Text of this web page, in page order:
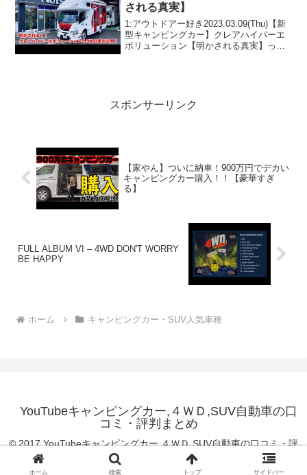
される真実】
1:アウトドアー好き2023.03.09(Thu)【新
型キャンピングカー】クレアハイパーエ
ボリューション【明かされる真実】って
スポンサーリンク
【家やん】ついに納車！900万円でデカい
キャンピングカー購入！！【豪華すぎ
る】
FULL ALBUM VI – 4WD DON'T WORRY
BE HAPPY
ホーム キャンピングカー・SUV人気車種
YouTubeキャンピングカー,４ＷＤ,SUV自動車の口
コミ・評判まとめ
© 2017 YouTubeキャンピングカー,４ＷＤ,SUV自動車の口コミ・評
ホーム 検索 トップ サイドバー